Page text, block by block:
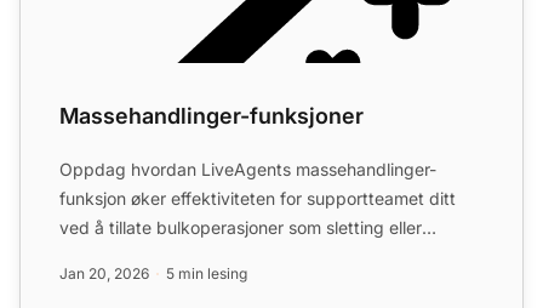
Massehandlinger-funksjoner
Oppdag hvordan LiveAgents massehandlinger-
funksjon øker effektiviteten for supportteamet ditt
ved å tillate bulkoperasjoner som sletting eller
Jan 20, 2026 5 min lesing